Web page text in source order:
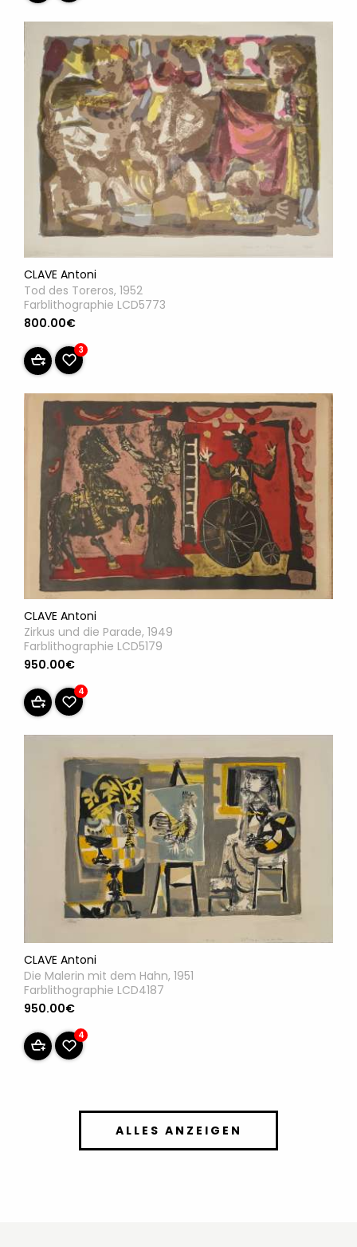
CLAVE Antoni
Tod des Toreros, 1952
Farblithographie LCD5773
800.00€
3
CLAVE Antoni
Zirkus und die Parade, 1949
Farblithographie LCD5179
950.00€
4
CLAVE Antoni
Die Malerin mit dem Hahn, 1951
Farblithographie LCD4187
950.00€
4
ALLES ANZEIGEN